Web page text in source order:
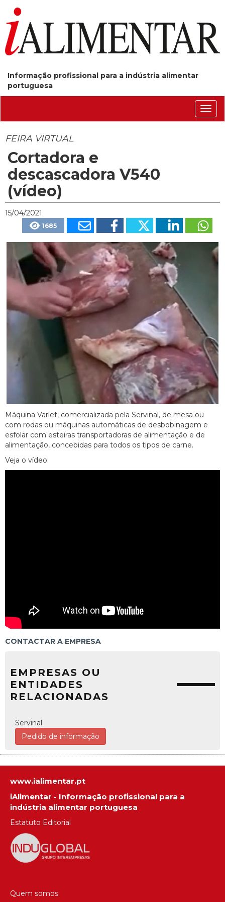
Informação profissional para a indústria alimentar
portuguesa
FEIRA VIRTUAL
Cortadora e
descascadora V540
(vídeo)
15/04/2021
1685
Máquina Varlet, comercializada pela Servinal, de mesa ou
com rodas ou máquinas automáticas de desbobinagem e
esfolar com esteiras transportadoras de alimentação e de
alimentação, concebidas para todos os tipos de carne.
Veja o vídeo:
CONTACTAR A EMPRESA
EMPRESAS OU
ENTIDADES
RELACIONADAS
Servinal
Pedido de informação
www.ialimentar.pt
iAlimentar - Informação profissional para a
indústria alimentar portuguesa
Estatuto Editorial
Quem somos